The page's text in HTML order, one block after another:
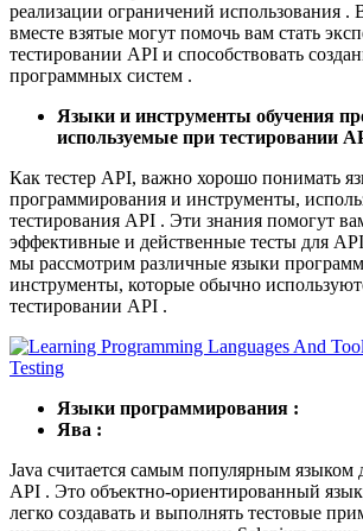
реализации ограничений использования .
вместе взятые могут помочь вам стать
тестировании API и способствовать
программных систем .
Языки и инструменты обучения
используемые при тестировании
Как тестер API, важно хорошо понимать
программирования и инструменты,
тестирования API . Эти знания помогут
эффективные и действенные тесты для
мы рассмотрим различные языки
инструменты, которые обычно
тестировании API .
Языки программирования :
Ява :
Java считается самым популярным языком
API . Это объектно-ориентированный
легко создавать и выполнять тестовые